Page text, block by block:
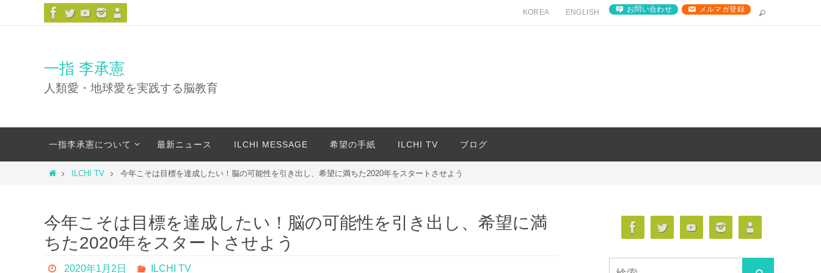
キ
プ
KOREA ENGLISH お問い合わせ メルマガ登録
一指 李承憲
人類愛・地球愛を実践する脳教育
テ
一指李承憲について 最新ニュース ILCHI MESSAGE 希望の手紙 ILCHI TV ブログ
ホ
ILCHI TV 今年こそは目標を達成したい！脳の可能性を引き出し、希望に満ちた2020年をスタートさせよう
今年こそは目標を達成したい！脳の可能性を引き出し、希望に満
ちた2020年をスタートさせよう
2020年1月2日 ILCHI TV